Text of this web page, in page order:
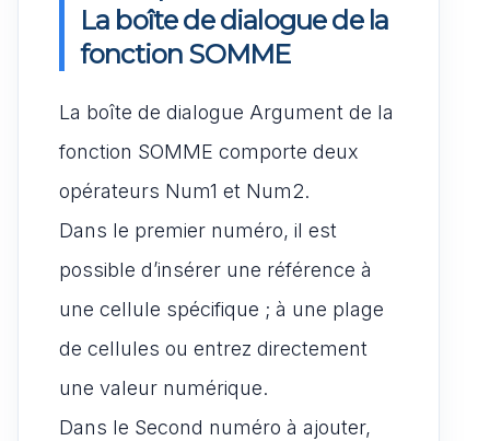
La boîte de dialogue de la
fonction SOMME
La boîte de dialogue Argument de la
fonction SOMME comporte deux
opérateurs Num1 et Num2.
Dans le premier numéro, il est
possible d’insérer une référence à
une cellule spécifique ; à une plage
de cellules ou entrez directement
une valeur numérique.
Dans le Second numéro à ajouter,